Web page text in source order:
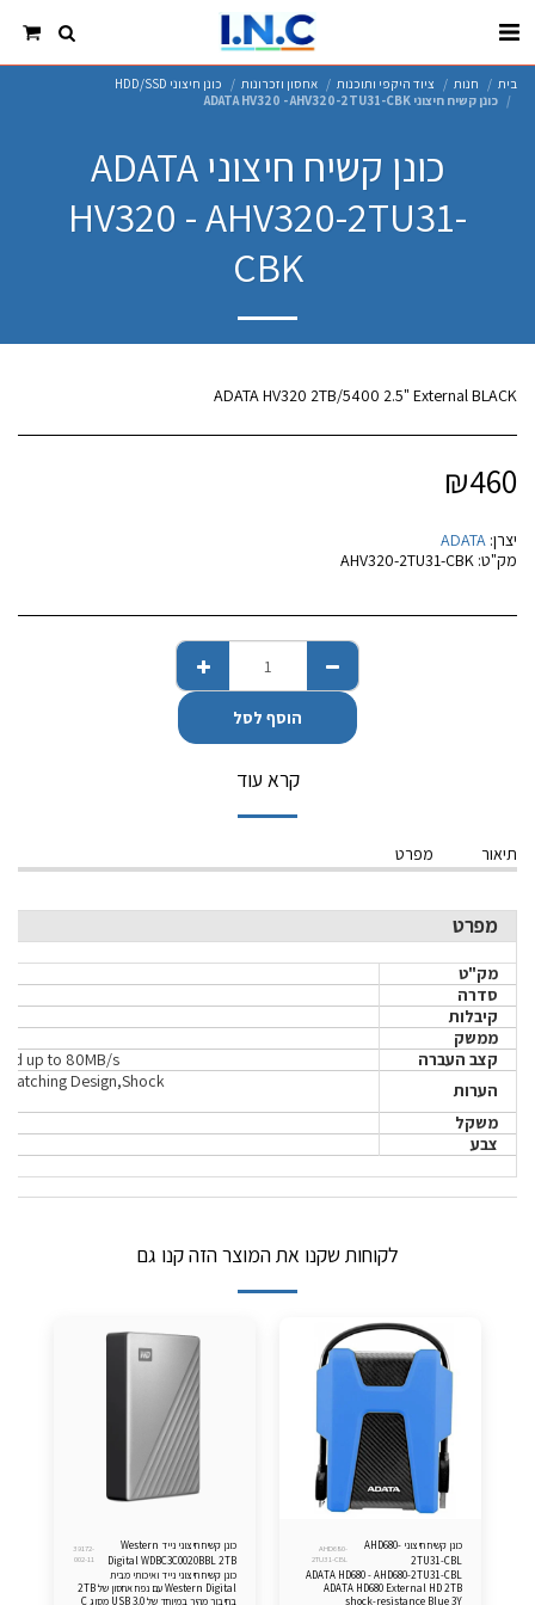
בית חנות ציוד היקפי ותוכנות אחסון וזכרונות
כונן חיצוני HDD/SSD
כונן קשיח חיצוני ADATA HV320 - AHV320-2TU31-CBK
כונן קשיח חיצוני ADATA
HV320 - AHV320-2TU31-
CBK
ADATA HV320 2TB/5400 2.5" External BLACK
₪460
יצרן: ADATA
מק"ט: AHV320-2TU31-CBK
הוסף לסל
קרא עוד
תיאור מפרט
מפרט
מק"ט
סדרה
קיבלות
ממשק
קצב העברה
up to 80MB/s
הערות
Catching Design,Shock
משקל
צבע
לקוחות שקנו את המוצר הזה קנו גם
כונן קשיח חיצוני AHD680-
2TU31-CBL
AHD680-
2TU31-CBL
ADATA HD680 - AHD680-2TU31-CBL
ADATA HD680 External HD 2TB
shock-resistance Blue 3Y
כונן קשיח חיצוני נייד Western
Digital WDBC3C0020BBL 2TB
USB-C 3.0 - צבע כסוף
39172-
002-11
כונן קשיח חיצוני נייד ואיכותי מבית
Western Digital עם נפח אחסון של 2TB
בחיבור מהיר במיוחד של USB 3.0 מסוג C